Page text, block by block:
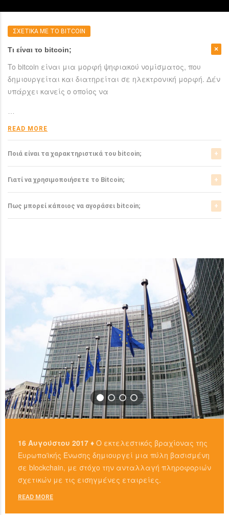
ΣΧΕΤΙΚΑ ΜΕ ΤΟ BITCOIN
Τι είναι το bitcoin;
To bitcoin είναι μια μορφή ψηφιακού νομίσματος, που
δημιουργείται και διατηρείται σε ηλεκτρονική μορφή. Δέν
υπάρχει κανείς ο οποίος να
…
READ MORE
Ποιά είναι τα χαρακτηριστικά του bitcoin;
Το bitcoin έχει αρκετά σημαντικά χαρακτηριστικά που το
ξεχωρίζουν από τα ελεγχόμενα-από-κυβερνήσεις
νομίσματα.
READ MORE
Γιατί να χρησιμοποιήσετε το Bitcoin;
Το bitcoin είναι μια σχετικά νέα μορφή νομίσματος, η
οποία τώρα αρχίζει να γίνεται αποδεκτή από μιά μεγάλη
μερίδα του
Πως μπορεί κάποιος να αγοράσει bitcoin;
Μπορείτε να αγοράσετε bitcoin είτε από τα αντίστοιχα
READ MORE
16 Αυγούστου 2017 ♦ Ο εκτελεστικός βραχίονας της
Ευρωπαϊκής Ένωσης δημιουργεί μια πύλη βασισμένη
σε blockchain, με στόχο την ανταλλαγή πληροφοριών
σχετικών με τις εισηγμένες εταιρείες.
READ MORE